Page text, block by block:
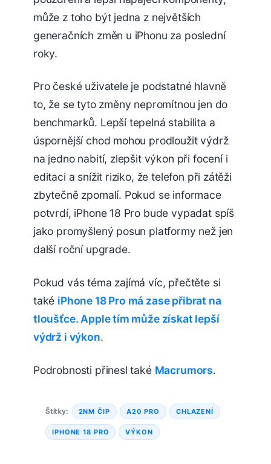
může z toho být jedna z největších
generačních změn u iPhonu za poslední
roky.
Pro české uživatele je podstatné hlavně
to, že se tyto změny nepromítnou jen do
benchmarků. Lepší tepelná stabilita a
úspornější chod mohou prodloužit výdrž
na jedno nabití, zlepšit výkon při focení i
editaci a snížit riziko, že telefon při zátěži
zbytečně zpomalí. Pokud se informace
potvrdí, iPhone 18 Pro bude vypadat spíš
jako promyšlený posun platformy než jen
další roční upgrade.
Pokud vás téma zajímá víc, přečtěte si
také iPhone 18 Pro má zase přibrat na
tloušťce. Apple tím může získat lepší
výdrž i výkon.
Podrobnosti přinesl také Macrumors.
Štítky: 2NM ČIP A20 PRO CHLAZENÍ
IPHONE 18 PRO VÝKON